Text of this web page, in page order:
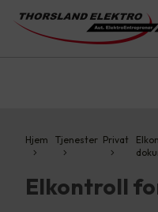
Hjem Tjenester Privat
Elkontroll